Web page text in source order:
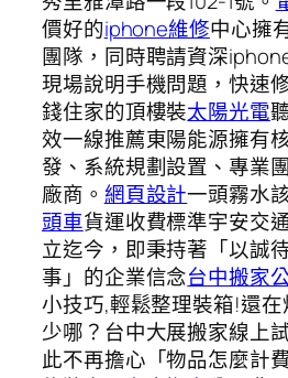
價好的iphone維修中心擁
團隊，同時聘請資深
現場說明手機問題，快速
錢住家的頂樓裝太陽光電
效一線推薦東陽能源擁有
發、系統規劃設置、專業
廠商。 網頁設計一頭霧水
頭車貨運收費標準宇安交
立迄今，即秉持著「以誠
事」的企業信念台中搬家
小技巧,輕鬆整理裝箱!還
少哪？台中大展搬家線上
此不再擔心「物品怎麼計